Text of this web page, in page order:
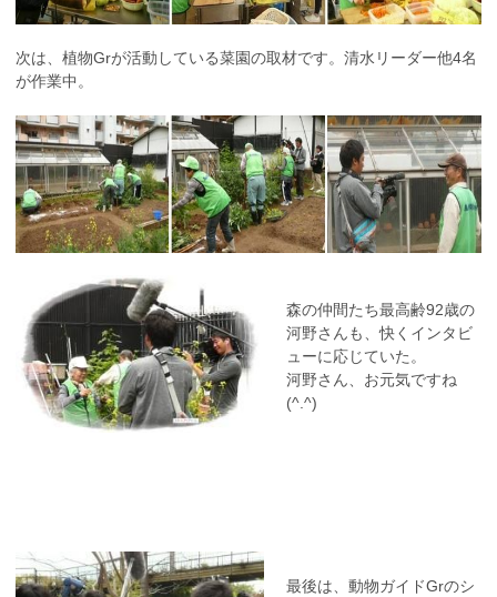
次は、植物Grが活動している菜園の取材です。清水リーダー他4名
が作業中。
森の仲間たち最高齢92歳の
河野さんも、快くインタビ
ューに応じていた。
河野さん、お元気ですね
(^.^)
最後は、動物ガイドGrのシ